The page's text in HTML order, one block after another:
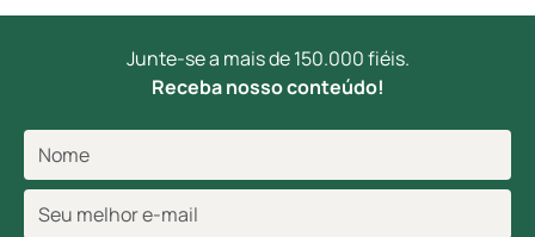
Junte-se a mais de 150.000 fiéis.
Receba nosso conteúdo!